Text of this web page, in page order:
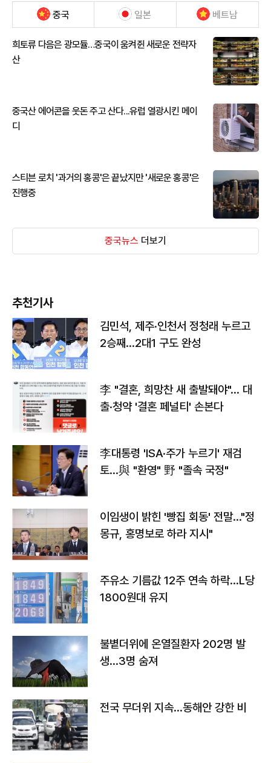
중국 일본 베트남
희토류 다음은 광모듈…중국이 움켜쥔 새로운 전략자
산
중국산 에어콘을 웃돈 주고 산다...유럽 열광시킨 메이
디
스티븐 로치 '과거의 홍콩'은 끝났지만 '새로운 홍콩'은
진행중
중국뉴스 더보기
추천기사
김민석, 제주·인천서 정청래 누르고
2승째…2대1 구도 완성
李 "결혼, 희망찬 새 출발돼야"… 대
출·청약 '결혼 페널티' 손본다
李대통령 'ISA·주가 누르기' 재검
토…與 "환영" 野 "졸속 국정"
이임생이 밝힌 '빵집 회동' 전말…"정
몽규, 홍명보로 하라 지시"
주유소 기름값 12주 연속 하락…L당
1800원대 유지
불볕더위에 온열질환자 202명 발
생…3명 숨져
전국 무더위 지속…동해안 강한 비